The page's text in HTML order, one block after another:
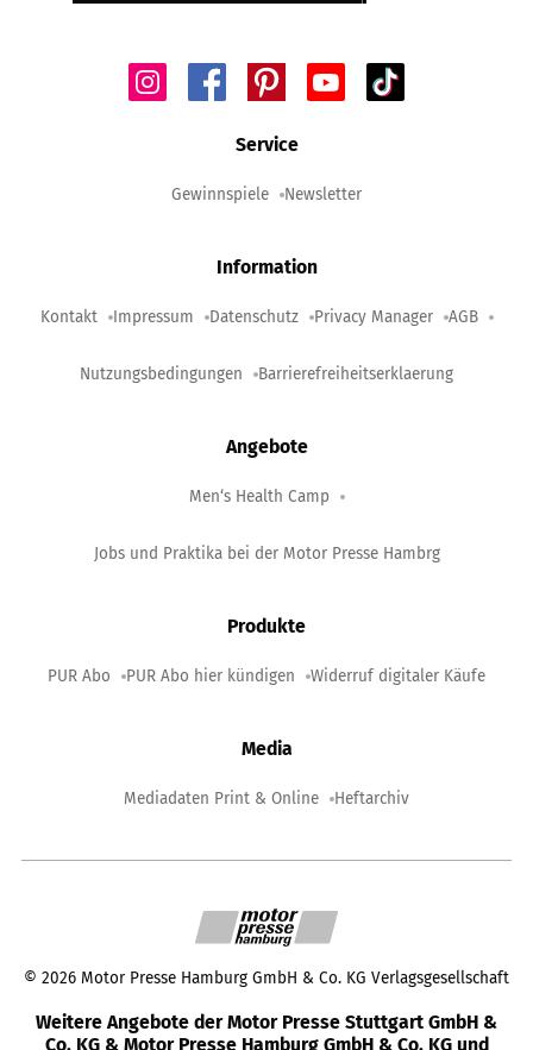
Service
Gewinnspiele Newsletter
Information
Kontakt Impressum Datenschutz Privacy Manager AGB
Nutzungsbedingungen Barrierefreiheitserklaerung
Angebote
Men‘s Health Camp
Jobs und Praktika bei der Motor Presse Hambrg
Produkte
PUR Abo PUR Abo hier kündigen Widerruf digitaler Käufe
Media
Mediadaten Print & Online Heftarchiv
© 2026 Motor Presse Hamburg GmbH & Co. KG Verlagsgesellschaft
Weitere Angebote der Motor Presse Stuttgart GmbH &
Co. KG & Motor Presse Hamburg GmbH & Co. KG und